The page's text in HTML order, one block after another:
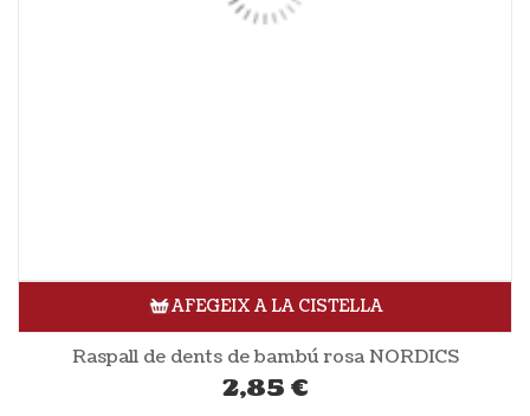
AFEGEIX A LA CISTELLA
Raspall de dents de bambú rosa NORDICS
2,85 €